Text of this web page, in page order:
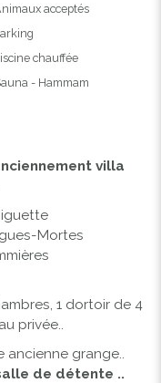
acceptés
chauffée
- Hammam
villa
Mortes
1 dortoir de 4
privée..
ancienne grange..
de détente ..